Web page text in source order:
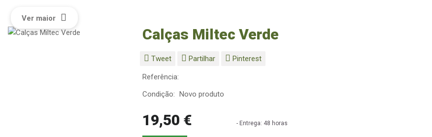
Ver maior
Calças Miltec Verde
Tweet Partilhar Pinterest
Referência:
Condição: Novo produto
19,50 € - Entrega: 48 horas